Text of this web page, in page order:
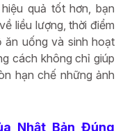
quả tốt hơn, bạn
về liều lượng, thời điểm
ăn uống và sinh hoạt
cách không chỉ giúp
hạn chế những ảnh
Nhật Bản Đúng